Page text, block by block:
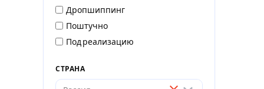
Дропшиппинг
Поштучно
Под реализацию
СТРАНА